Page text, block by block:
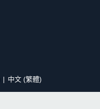
中文 (繁體)